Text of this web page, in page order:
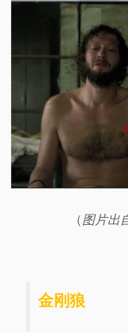
（图片出
金刚狼